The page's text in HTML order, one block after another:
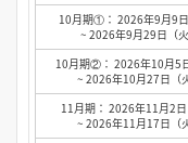
10月期①： 2026年9月9日
~ 2026年9月29日（火
10月期②： 2026年10月5日
~ 2026年10月27日（火
11月期： 2026年11月2日
~ 2026年11月17日（火